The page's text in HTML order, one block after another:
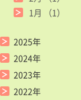
1月
（1）
2025年
2024年
2023年
2022年